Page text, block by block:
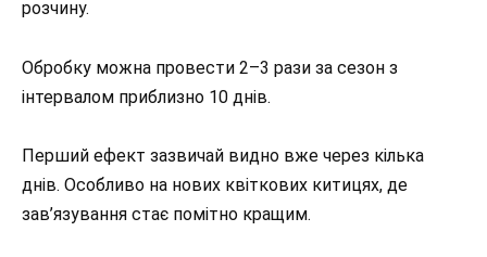
розчину.
Обробку можна провести 2–3 рази за сезон з
інтервалом приблизно 10 днів.
Перший ефект зазвичай видно вже через кілька
днів. Особливо на нових квіткових китицях, де
зав’язування стає помітно кращим.